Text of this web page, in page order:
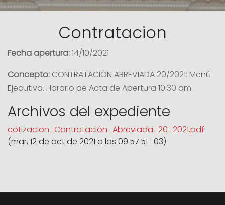
Contratacion
Fecha apertura:14/10/2021
Concepto: CONTRATACIÓN ABREVIADA 20/2021: Menú
Ejecutivo. Horario de Acta de Apertura 10:30 am.
Archivos del expediente
cotizacion_Contratación_Abreviada_20_2021.pdf
(mar, 12 de oct de 2021 a las 09:57:51 -03)